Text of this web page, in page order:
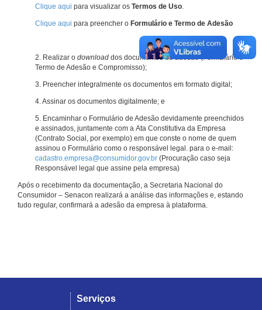
Clique aqui para visualizar os Termos de Uso.
Clique aqui para preencher o Formulário e Termo de Adesão
2. Realizar o download dos documentos de adesão (Formulário e
Termo de Adesão e Compromisso);
3. Preencher integralmente os documentos em formato digital;
4. Assinar os documentos digitalmente; e
5. Encaminhar o Formulário de Adesão devidamente preenchidos
e assinados, juntamente com a Ata Constitutiva da Empresa
(Contrato Social, por exemplo) em que conste o nome de quem
assinou o Formulário como o responsável legal. para o e-mail:
cadastro.empresa@consumidor.gov.br (Procuração caso seja
Responsável legal que assine pela empresa)
Após o recebimento da documentação, a Secretaria Nacional do
Consumidor – Senacon realizará a análise das informações e, estando
tudo regular, confirmará a adesão da empresa à plataforma.
Serviços